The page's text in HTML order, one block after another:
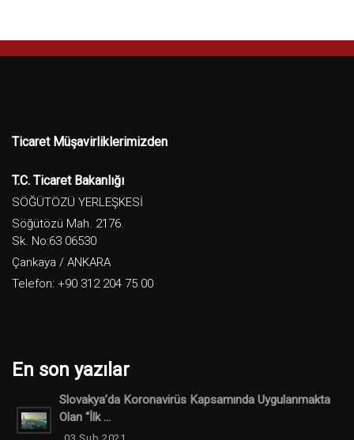
Ticaret Müşavirliklerimizden
T.C. Ticaret Bakanlığı
SÖĞÜTÖZÜ YERLEŞKESİ
Söğütözü Mah. 2176.
Sk. No:63 06530
Çankaya / ANKARA
Telefon: +90 312 204 75 00
En son yazılar
Slovakya’da Koronavirüs Kapsamında Uygulanmakta
Olan “İlk ...
03 Şub 2021